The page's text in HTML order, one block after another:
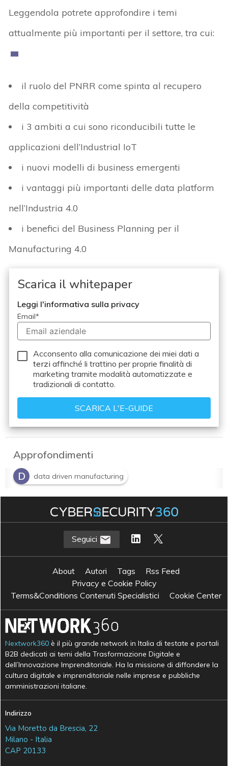
Leggendola potrete approfondire i temi
attualmente più importanti per il settore, tra cui:
il ruolo del PNRR come spinta al recupero
della competitività
i 3 ambiti a cui sono riconducibili tutte le
applicazioni dell’Industrial IoT
i nuovi modelli di business emergenti
i vantaggi più importanti delle data platform
nell’Industria 4.0
i benefici del Business Planning per il
Manufacturing 4.0
Scarica il whitepaper
Leggi l'informativa sulla privacy
Email*
Acconsento alla comunicazione dei miei dati a
terzi affinché li trattino per proprie finalità di
marketing tramite modalità automatizzate e
tradizionali di contatto.
Approfondimenti
D
data driven manufacturing
I Industrial Internet of Things
Seguici
About Autori Tags
Rss Feed
Privacy e Cookie Policy
Terms&Conditions Contenuti Specialistici
Cookie Center
Nextwork360 è il più grande network in Italia di testate e portali
B2B dedicati ai temi della Trasformazione Digitale e
dell’Innovazione Imprenditoriale. Ha la missione di diffondere la
cultura digitale e imprenditoriale nelle imprese e pubbliche
amministrazioni italiane.
Indirizzo
Via Moretto da Brescia, 22
Milano - Italia
CAP 20133